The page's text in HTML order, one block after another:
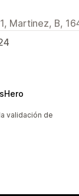
Martinez, B,
validación de